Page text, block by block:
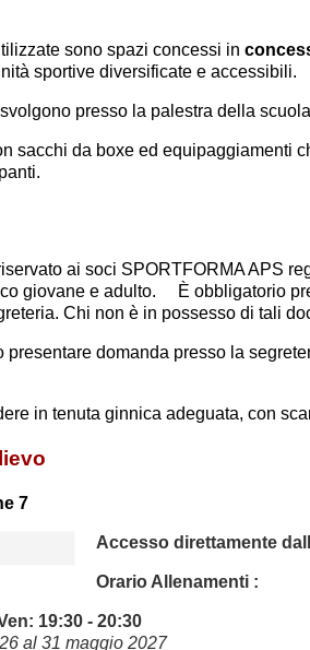
sono spazi concessi in
sportive diversificate e accessibili.
presso la palestra della scuola
sacchi da boxe ed equipaggiamenti
ai soci SPORTFORMA APS
giovane e adulto. È obbligatorio
Chi non è in possesso di tali
presentare domanda presso la
in tenuta ginnica adeguata, con
7
Accesso direttamente
Orario Allenamenti :
19:30 - 20:30
al 31 maggio 2027